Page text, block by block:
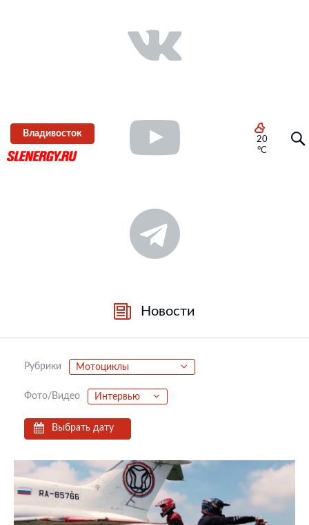
Владивосток
20
°C
Новости
Рубрики Мотоциклы
Фото/Видео Интервью
Выбрать дату